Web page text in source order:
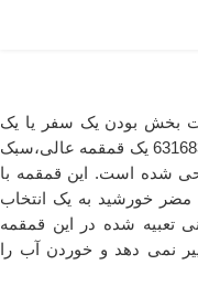
بخش بودن یک سفر یا یک
فعالیت را دو چندان کند. قمقمه EX2 مدل 631683 یک قمقمه عالی،سبک
شده است. این قمقمه با
مضر خورشید به یک انتخاب
تعبیه شده در این قمقمه
نمی دهد و خوردن آب را